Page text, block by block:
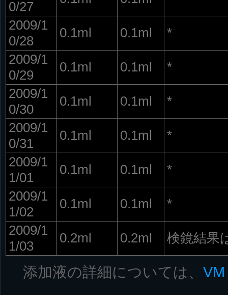
0/27
2009/1
0/28
0.1ml 0.1ml
*
2009/1
0/29
0.1ml 0.1ml
*
2009/1
0/30
0.1ml 0.1ml
*
2009/1
0/31
0.1ml 0.1ml
*
2009/1
1/01
0.1ml 0.1ml
*
2009/1
1/02
0.1ml 0.1ml
*
2009/1
1/03
0.2ml 0.2ml 検鏡結果
添加液の詳細については、